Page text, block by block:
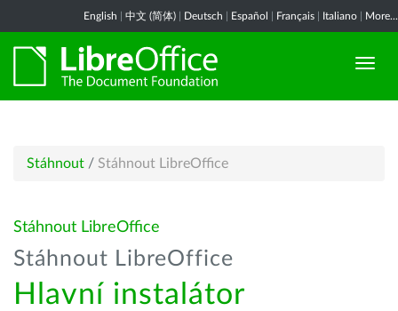
English 中文 (简体) Deutsch Español Français Italiano More...
Stáhnout / Stáhnout LibreOffice
Stáhnout LibreOffice
Stáhnout LibreOffice
Hlavní instalátor